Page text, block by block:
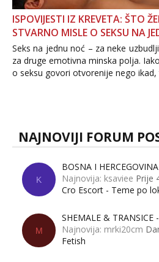
ISPOVIJESTI IZ KREVETA: ŠTO
STVARNO MISLE O SEKSU NA
Seks na jednu noć – za neke
za druge emotivna minska polja.
o seksu govori otvorenije nego ikad,
dalje izaziva burne rasprave. Što
NAJNOVIJI FORUM
K
BOSNA I
Najnovija: ksaviee Prije
Cro Escort - Teme po
M
SHEMALE &
Najnovija: mrki20cm
Fetish